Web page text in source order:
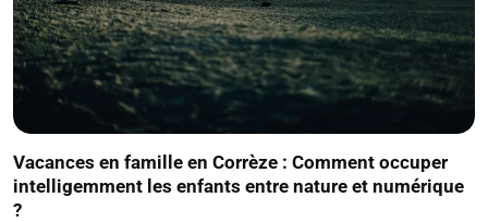
Vacances en famille en Corrèze : Comment occuper
intelligemment les enfants entre nature et numérique
?